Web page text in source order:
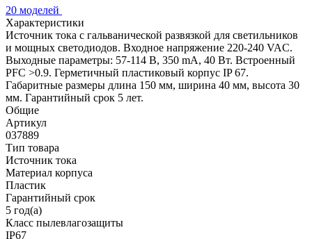
20 моделей
Характеристики
Источник тока с гальванической развязкой для светильников
и мощных светодиодов. Входное напряжение 220-240 VAC.
Выходные параметры: 57-114 В, 350 mА, 40 Вт. Встроенный
PFC >0.9. Герметичный пластиковый корпус IP 67.
Габаритные размеры длина 150 мм, ширина 40 мм, высота 30
мм. Гарантийный срок 5 лет.
Общие
Артикул
037889
Тип товара
Источник тока
Материал корпуса
Пластик
Гарантийный срок
5 год(а)
Класс пылевлагозащиты
IP67